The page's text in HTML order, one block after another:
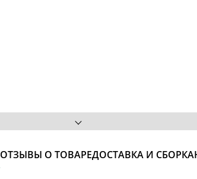
ОТЗЫВЫ О ТОВАРЕДОСТАВКА И СБОРКА